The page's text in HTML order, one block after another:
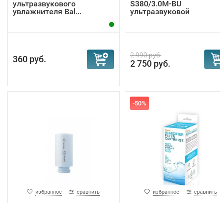
ультразвукового
увлажнителя Bal...
360 руб.
S380/3.0M-BU
ультразвуковой
2 990 руб.
2 750 руб.
избранное сравнить
-50%
избранное сравнить